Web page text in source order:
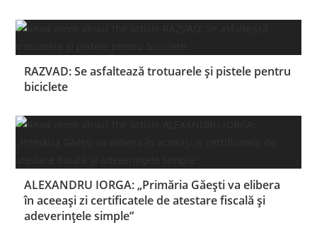
RAZVAD: Se asfaltează trotuarele și pistele pentru
biciclete
ALEXANDRU IORGA: „Primăria Găești va elibera
în aceeași zi certificatele de atestare fiscală și
adeverințele simple”